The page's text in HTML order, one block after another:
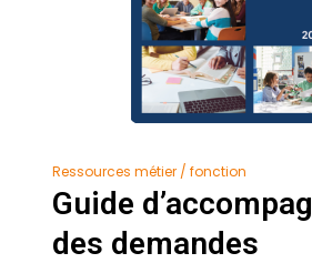
Ressources métier / fonction
Guide
des demandes